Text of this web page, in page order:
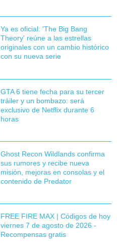
Ya es oficial: 'The Big Bang
Theory' reúne a las estrellas
originales con un cambio histórico
con su nueva serie
GTA 6 tiene fecha para su tercer
tráiler y un bombazo: será
exclusivo de Netflix durante 6
horas
Ghost Recon Wildlands confirma
sus rumores y recibe nueva
misión, mejoras en consolas y el
contenido de Predator
FREE FIRE MAX | Códigos de hoy
viernes 7 de agosto de 2026 -
Recompensas gratis